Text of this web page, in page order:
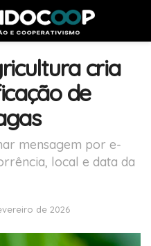
cria
de
mensagem por e-
local e data da
de 2026